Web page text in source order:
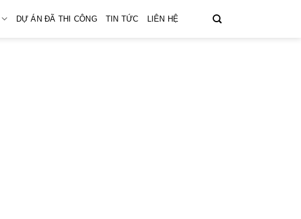
DỰ ÁN ĐÃ THI CÔNG TIN TỨC LIÊN HỆ